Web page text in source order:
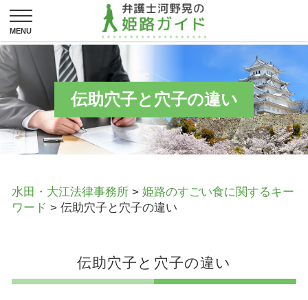
伝助穴子と穴子の違い
水田・大江法律事務所 > 姫路のすごい食に関するキー
ワード > 伝助穴子と穴子の違い
伝助穴子と穴子の違い